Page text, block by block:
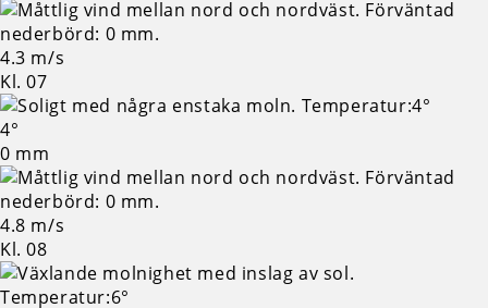
4.3 m/s
Kl. 07
4°
0 mm
4.8 m/s
Kl. 08